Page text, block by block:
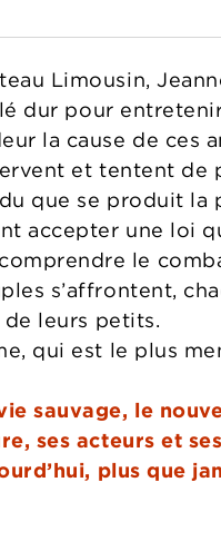
Limousin,
dur pour
la cause de ces
et tentent de
que se produit
accepter une loi
le
s’affrontent,
leurs petits.
qui est le plus
sauvage, le
ses acteurs et
plus que